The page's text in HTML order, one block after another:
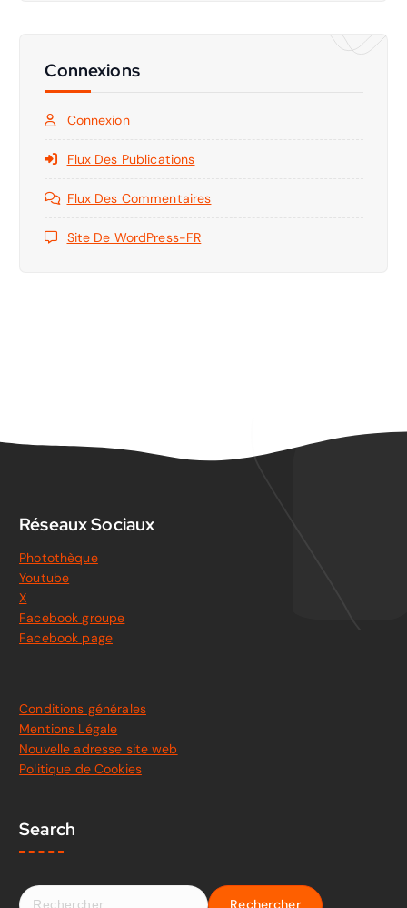
Connexions
Connexion
Flux Des Publications
Flux Des Commentaires
Site De WordPress-FR
Réseaux Sociaux
Photothèque
Youtube
X
Facebook groupe
Facebook page
Conditions générales
Mentions Légale
Nouvelle adresse site web
Politique de Cookies
Search